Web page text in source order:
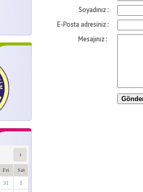
Fri Sat
31 1
Soyadınız :
E-Posta adresiniz :
Mesajınız :